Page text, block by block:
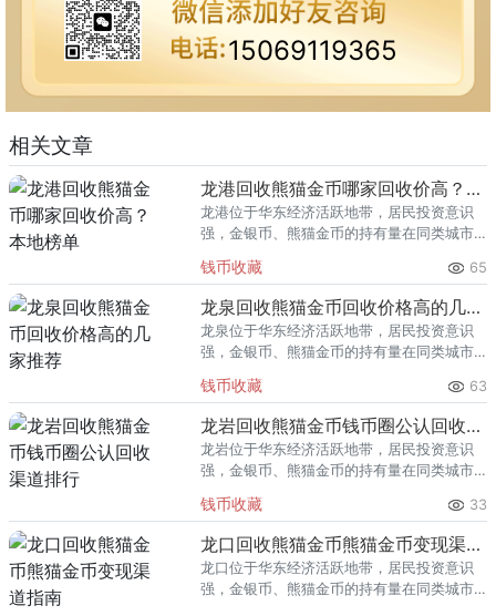
15069119365
相关文章
龙港回收熊猫金币哪家回收价高？本地榜单
龙港位于华东经济活跃地带，居民投资意识
强，金银币、熊猫金币的持有量在同类城市
熊猫金币的需求就明显升温，但鱼龙混杂的
回收渠道里，能精准识别版别溢
钱币收藏 65
龙泉回收熊猫金币回收价格高的几家推荐
龙泉位于华东经济活跃地带，居民投资意识
强，金银币、熊猫金币的持有量在同类城市
熊猫金币的需求就明显升温，但鱼龙混杂的
回收渠道里，能精准识别版别溢
钱币收藏 63
龙岩回收熊猫金币钱币圈公认回收渠道排行
龙岩位于华东经济活跃地带，居民投资意识
强，金银币、熊猫金币的持有量在同类城市
熊猫金币的需求就明显升温，但鱼龙混杂的
回收渠道里，能精准识别版别溢
钱币收藏 33
龙口回收熊猫金币熊猫金币变现渠道指南
龙口位于华东经济活跃地带，居民投资意识
强，金银币、熊猫金币的持有量在同类城市